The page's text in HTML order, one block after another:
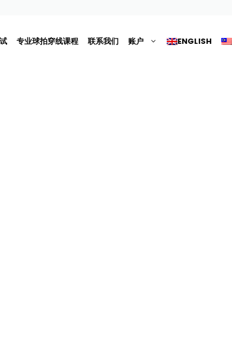
专业球拍穿线课程 联系我们 账户 ENGLISH